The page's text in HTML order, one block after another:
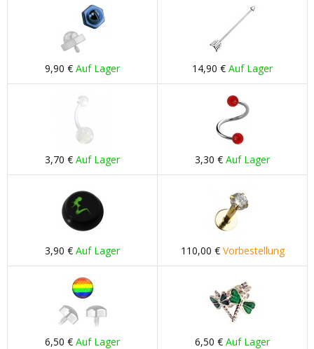
9,90 € Auf Lager 14,90 € Auf Lager
3,70 € Auf Lager 3,30 € Auf Lager
3,90 € Auf Lager 110,00 € Vorbestellung
6,50 € Auf Lager 6,50 € Auf Lager